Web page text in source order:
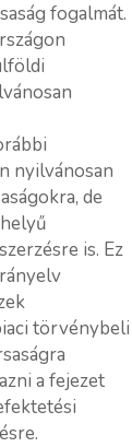
fogalmát.
nyilvánosan
de
is. Ez
törvénybeli
a fejezet